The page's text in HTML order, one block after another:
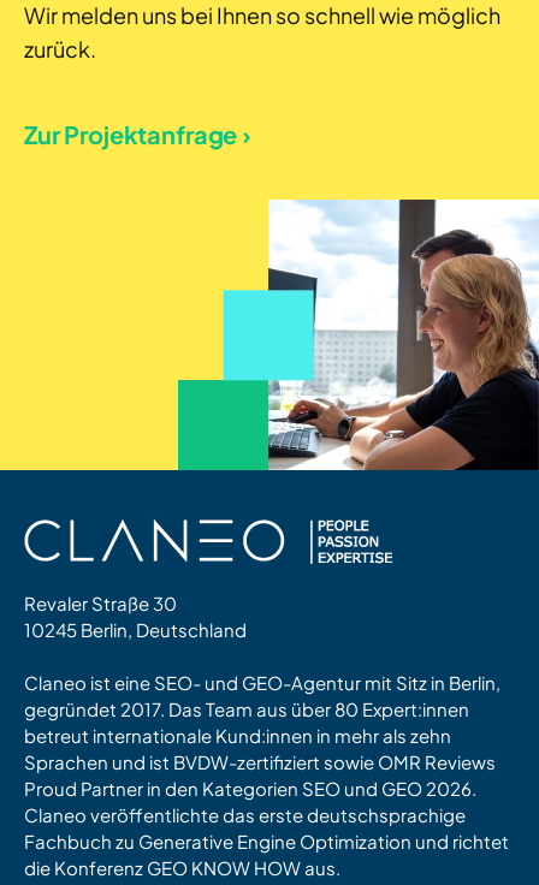
Wir melden uns bei Ihnen so schnell wie möglich
zurück.
Zur Projektanfrage ›
Revaler Straße 30
10245 Berlin, Deutschland
Claneo ist eine SEO- und GEO-Agentur mit Sitz in Berlin,
gegründet 2017. Das Team aus über 80 Expert:innen
betreut internationale Kund:innen in mehr als zehn
Sprachen und ist BVDW-zertifiziert sowie OMR Reviews
Proud Partner in den Kategorien SEO und GEO 2026.
Claneo veröffentlichte das erste deutschsprachige
Fachbuch zu Generative Engine Optimization und richtet
die Konferenz GEO KNOW HOW aus.